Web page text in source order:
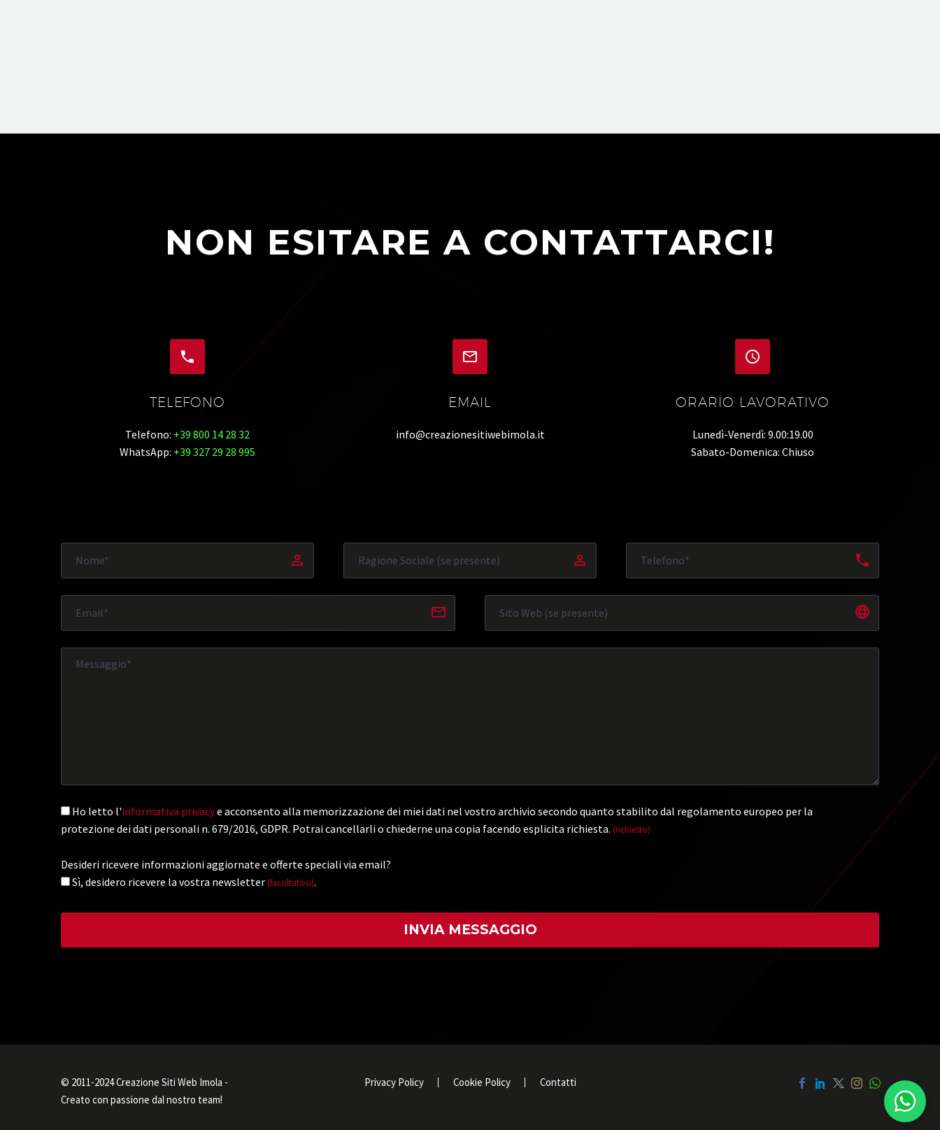
NON ESITARE A CONTATTARCI!


TELEFONO
Telefono: +39 800 14 28 32
WhatsApp: +39 327 29 28 995


EMAIL
info@creazionesitiwebimola.it


ORARIO LAVORATIVO
Lunedì-Venerdì: 9.00:19.00
Sabato-Domenica: Chiuso
Ho letto l'informativa privacye acconsento alla memorizzazione dei miei dati nel vostro archivio secondo quanto stabilito dal regolamento europeo per la
protezione dei dati personali n. 679/2016, GDPR. Potrai cancellarli o chiederne una copia facendo esplicita richiesta. (richiesto)
Desideri ricevere informazioni aggiornate e offerte speciali via email?
Sì, desidero ricevere la vostra newsletter (facoltativo).
Privacy Policy Cookie Policy Contatti
© 2011-2024 Creazione Siti Web Imola -
Creato con passione dal nostro team!